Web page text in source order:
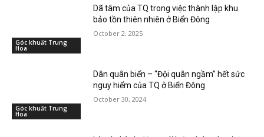
Góc khuất Trung
Hoa
Dã tâm của TQ trong việc thành lập khu
bảo tồn thiên nhiên ở Biển Đông
October 2, 2025
Góc khuất Trung
Hoa
Dân quân biển – “Đội quân ngầm” hết sức
nguy hiểm của TQ ở Biển Đông
October 30, 2024